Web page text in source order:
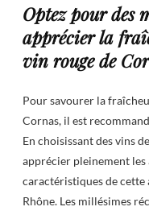
Optez pour des
apprécier la
vin rouge de
Pour savourer la
Cornas, il est
En choisissant des vins
apprécier pleinement
caractéristiques de cette
Rhône. Les millésimes